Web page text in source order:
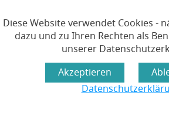
Diese Website verwendet Cookies -
dazu und zu Ihren Rechten als
unserer